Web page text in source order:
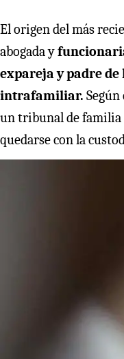
El origen del más
abogada y
expareja y padre
intrafamiliar.
un tribunal de familia
quedarse con la